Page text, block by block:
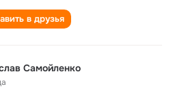
в друзья
Самойленко